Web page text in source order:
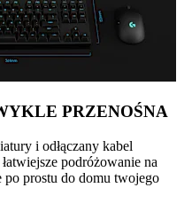
PRZENOŚNA
i odłączany kabel
podróżowanie na
po prostu do domu twojego